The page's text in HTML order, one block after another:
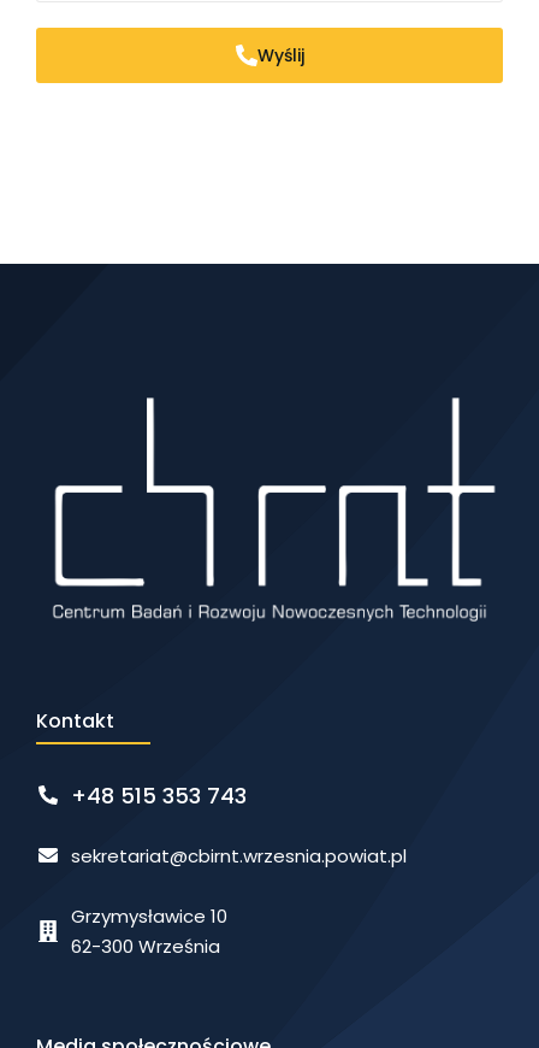
Wyślij
Kontakt
+48 515 353 743
sekretariat@cbirnt.wrzesnia.powiat.pl
Grzymysławice 10
62-300 Września